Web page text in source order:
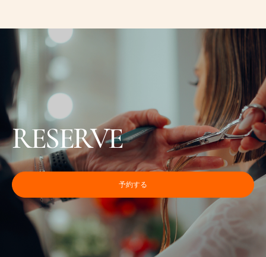
RESERVE
予約する